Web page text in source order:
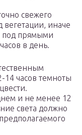
свежего
вегетации, иначе
под прямыми
в день.
часов темноты
​​и не менее 12
света должно